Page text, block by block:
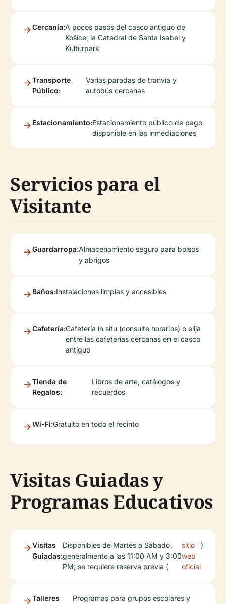
Cercanía:A pocos pasos del casco antiguo de
Košice, la Catedral de Santa Isabel y
Kulturpark
Transporte
Público:
Varias paradas de tranvía y
autobús cercanas
Estacionamiento:Estacionamiento público de pago
disponible en las inmediaciones
Servicios para el
Visitante
Guardarropa:Almacenamiento seguro para bolsos
y abrigos
Baños:Instalaciones limpias y accesibles
Cafetería:Cafetería in situ (consulte horarios) o elija
entre las cafeterías cercanas en el casco
antiguo
Tienda de
Regalos:
Libros de arte, catálogos y
recuerdos
Wi-Fi:Gratuito en todo el recinto
Visitas Guiadas y
Programas Educativos
Visitas
Guiadas:
Disponibles de Martes a Sábado,
generalmente a las 11:00 AM y 3:00
PM; se requiere reserva previa (
sitio
web
oficial
)
Talleres
Programas para grupos escolares y